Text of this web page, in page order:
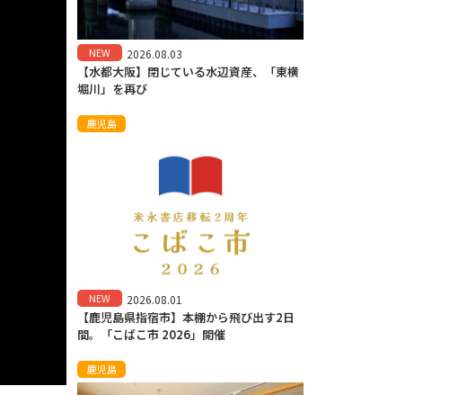
NEW 2026.08.03
【水都大阪】閉じている水辺資産、「東横
堀川」を再び
鹿児島
NEW 2026.08.01
【鹿児島県指宿市】本棚から飛び出す2日
間。「こばこ市 2026」開催
鹿児島